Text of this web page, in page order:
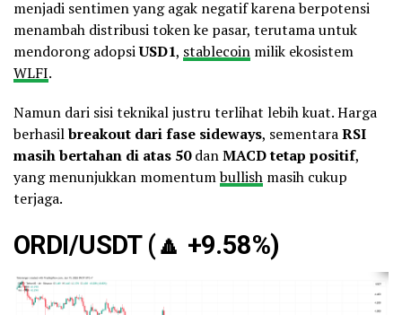
menjadi sentimen yang agak negatif karena berpotensi
menambah distribusi token ke pasar, terutama untuk
mendorong adopsiUSD1, stablecoin milik ekosistem
WLFI.
Namun dari sisi teknikal justru terlihat lebih kuat. Harga
berhasilbreakout dari fase sideways, sementaraRSI
masih bertahan di atas 50danMACD tetap positif,
yang menunjukkan momentumbullish masih cukup
terjaga.
ORDI/USDT (🔼 +9.58%)